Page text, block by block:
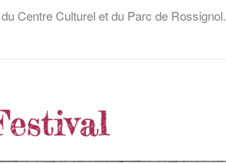
Centre Culturel et du Parc de Rossignol.